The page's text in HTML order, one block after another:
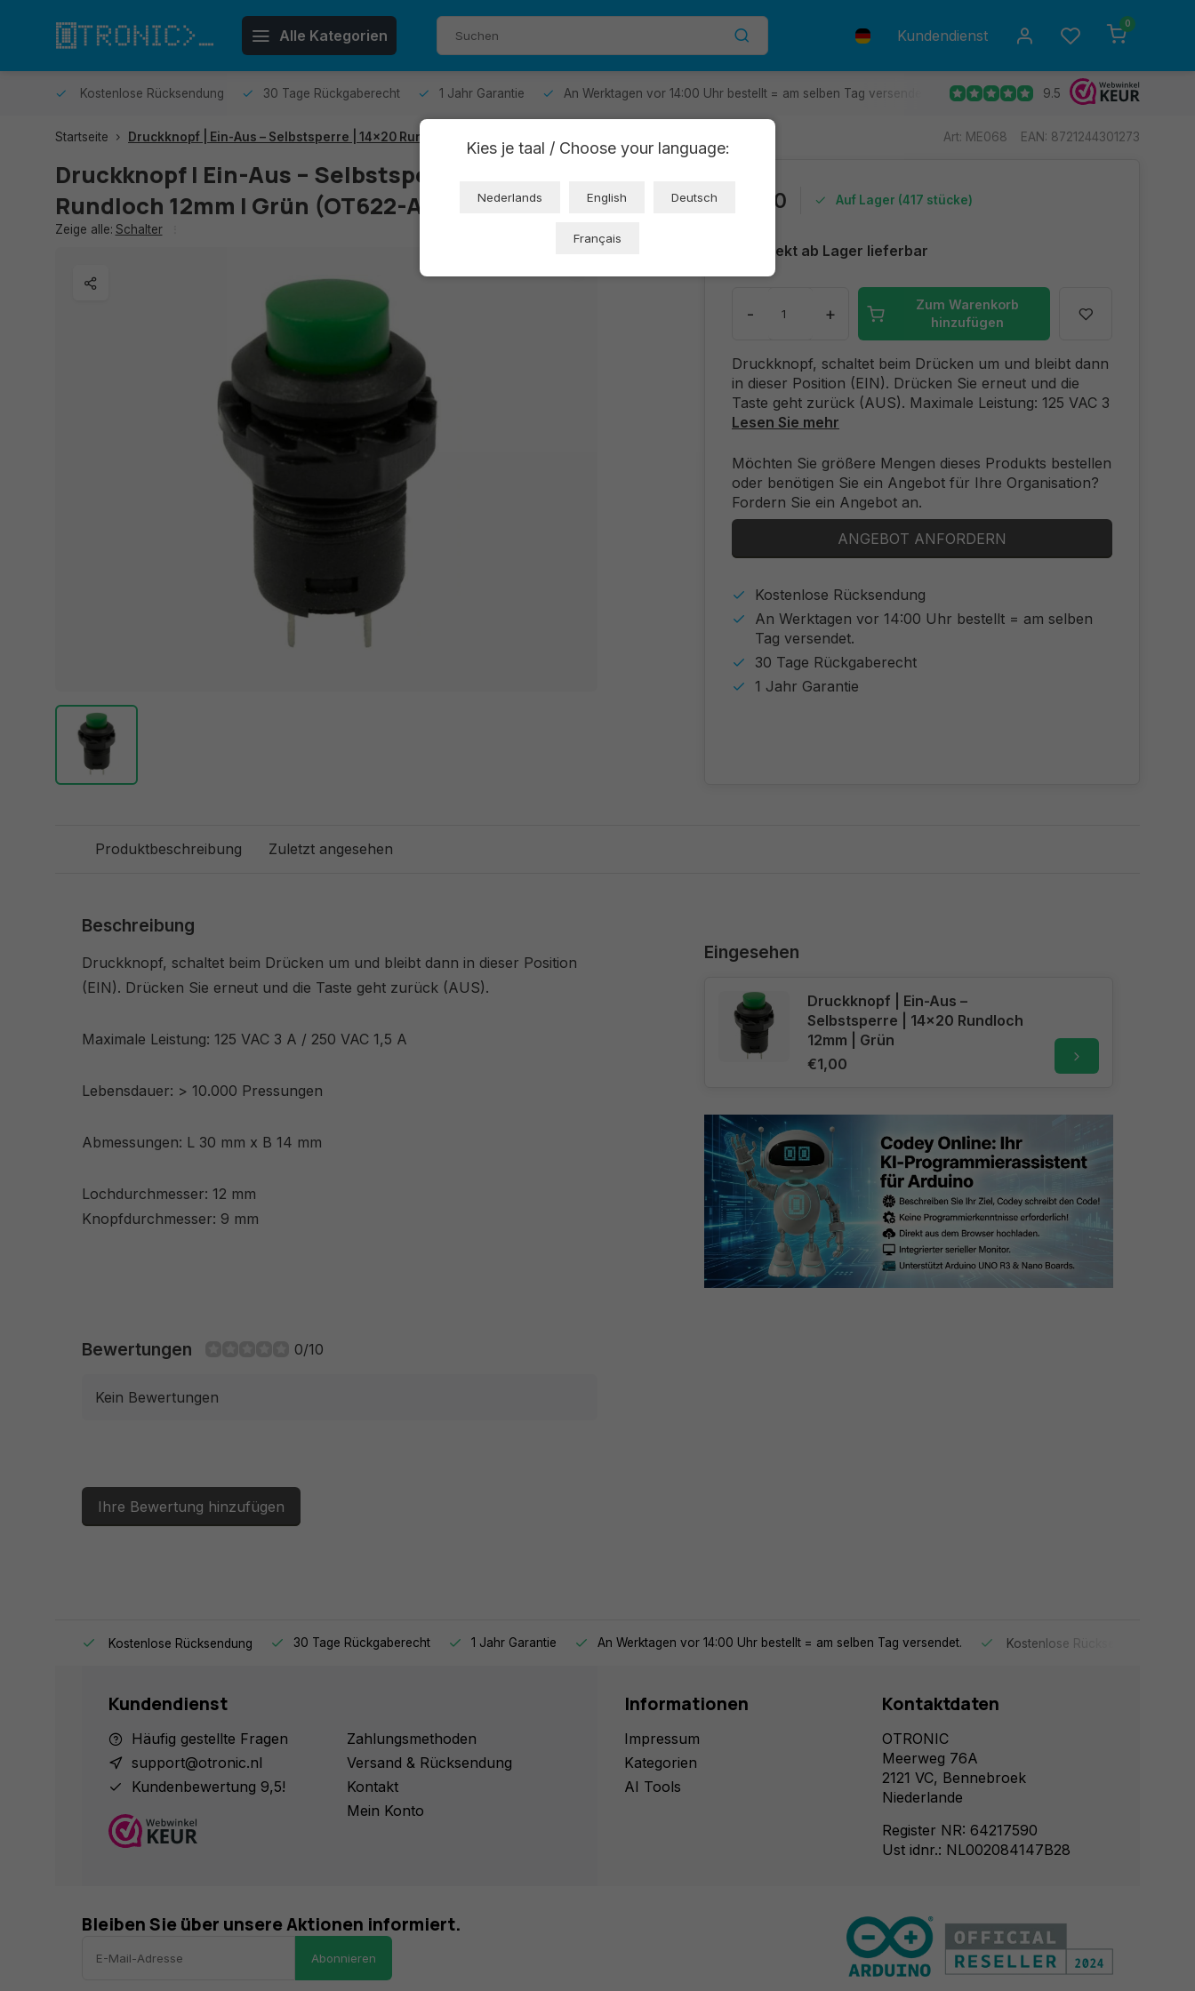
Alle Kategorien Kundendienst
0
Kostenlose Rücksendung 30 Tage Rückgaberecht 1 Jahr Garantie An Werktagen vor 14:00 Uhr bestellt = am selben Tag versendet. Kostenlose Rücksendung
9.5
Startseite Druckknopf | Ein-Aus – Selbstsperre | 14x20 Rundloch 12mm | Grün Art: ME068 EAN: 8721244301273
Druckknopf | Ein-Aus – Selbstsperre | 14x20
Rundloch 12mm | Grün (OT622-A32)
Zeige alle: Schalter
€1,00 Auf Lager (417 stücke)
Direkt ab Lager lieferbar
- +
Zum Warenkorb
hinzufügen
Druckknopf, schaltet beim Drücken um und bleibt dann
in dieser Position (EIN). Drücken Sie erneut und die
Taste geht zurück (AUS). Maximale Leistung: 125 VAC 3
Lesen Sie mehr
Möchten Sie größere Mengen dieses Produkts bestellen
oder benötigen Sie ein Angebot für Ihre Organisation?
Fordern Sie ein Angebot an.
ANGEBOT ANFORDERN
Kostenlose Rücksendung
An Werktagen vor 14:00 Uhr bestellt = am selben
Tag versendet.
30 Tage Rückgaberecht
1 Jahr Garantie
Produktbeschreibung Zuletzt angesehen
Beschreibung
Druckknopf, schaltet beim Drücken um und bleibt dann in dieser Position
(EIN). Drücken Sie erneut und die Taste geht zurück (AUS).
Maximale Leistung: 125 VAC 3 A / 250 VAC 1,5 A
Lebensdauer: > 10.000 Pressungen
Abmessungen: L 30 mm x B 14 mm
Lochdurchmesser: 12 mm
Knopfdurchmesser: 9 mm
Bewertungen 0/10
Kein Bewertungen
Ihre Bewertung hinzufügen
Eingesehen
Druckknopf | Ein-Aus –
Selbstsperre | 14x20 Rundloch
12mm | Grün
€1,00
Kies je taal / Choose your language:
Nederlands English Deutsch
Français
Kostenlose Rücksendung 30 Tage Rückgaberecht 1 Jahr Garantie An Werktagen vor 14:00 Uhr bestellt = am selben Tag versendet. Kostenlose Rücksendung
Kundendienst
Häufig gestellte Fragen
support@otronic.nl
Kundenbewertung 9,5!
Zahlungsmethoden
Versand & Rücksendung
Kontakt
Mein Konto
Informationen
Impressum
Kategorien
AI Tools
Kontaktdaten
OTRONIC
Meerweg 76A
2121 VC, Bennebroek
Niederlande
Register NR: 64217590
Ust idnr.: NL002084147B28
Bleiben Sie über unsere Aktionen informiert.
Abonnieren